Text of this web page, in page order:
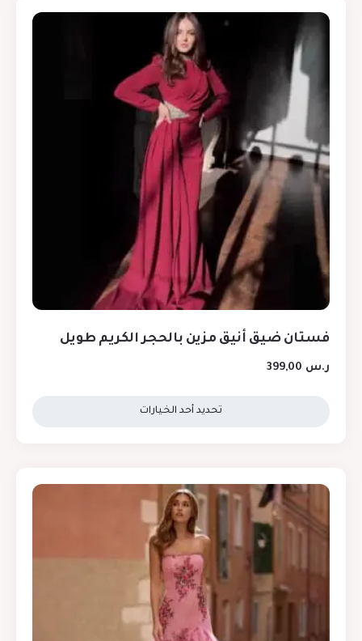
فستان ضيق أنيق مزين بالحجر الكريم طويل
ر.س
تحديد أحد الخيارات